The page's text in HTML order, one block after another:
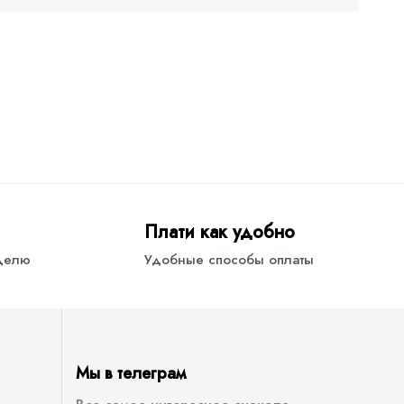
Плати как удобно
Удобные способы оплаты
Мы в телеграм